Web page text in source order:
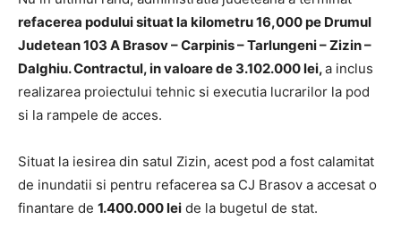
refacerea podului situat la kilometru 16,000 pe Drumul
Judetean 103 A Brasov – Carpinis – Tarlungeni – Zizin –
Dalghiu. Contractul, in valoare de 3.102.000 lei,a inclus
realizarea proiectului tehnic si executia lucrarilor la pod
si la rampele de acces.
Situat la iesirea din satul Zizin, acest pod a fost calamitat
de inundatii si pentru refacerea sa CJ Brasov a accesat o
finantare de 1.400.000 lei de la bugetul de stat.